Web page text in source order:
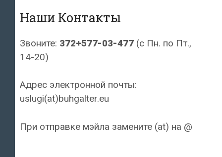
Наши Контакты
Звоните: 372+577-03-477 (с Пн. по Пт.,
14-20)
Адрес электронной почты:
uslugi(at)buhgalter.eu
При отправке мэйла замените (at) на @